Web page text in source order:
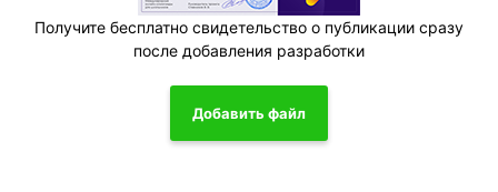
Получите бесплатно свидетельство о публикации сразу
после добавления разработки
Добавить файл